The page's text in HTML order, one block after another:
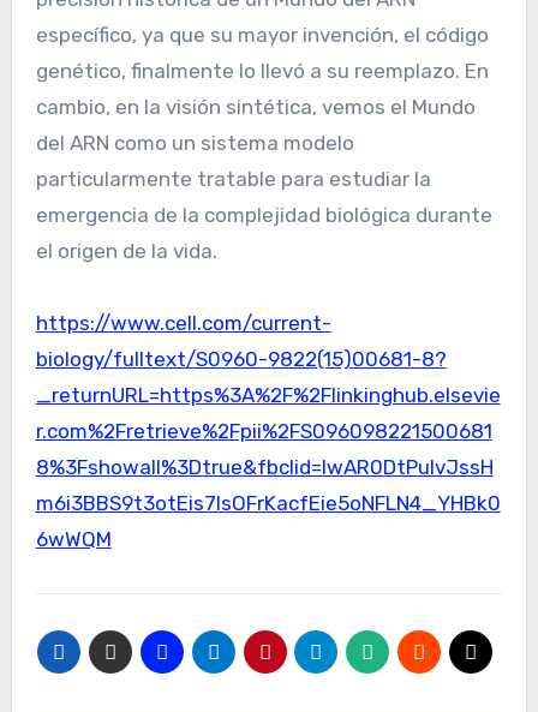
específico, ya que su mayor invención, el código
genético, finalmente lo llevó a su reemplazo. En
cambio, en la visión sintética, vemos el Mundo
del ARN como un sistema modelo
particularmente tratable para estudiar la
emergencia de la complejidad biológica durante
el origen de la vida.
https://www.cell.com/current-
biology/fulltext/S0960-9822(15)00681-8?
_returnURL=https%3A%2F%2Flinkinghub.elsevie
r.com%2Fretrieve%2Fpii%2FS096098221500681
8%3Fshowall%3Dtrue&fbclid=IwAR0DtPuIvJssH
m6i3BBS9t3otEis7IsOFrKacfEie5oNFLN4_YHBk0
6wWQM